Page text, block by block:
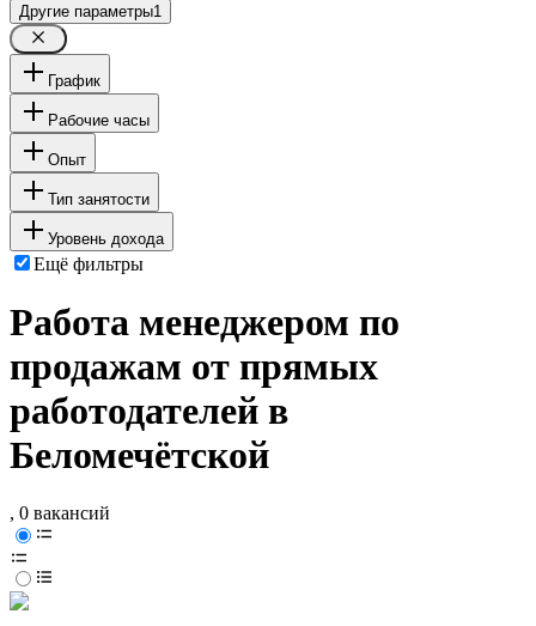
Другие параметры1
График
Рабочие часы
Опыт
Тип занятости
Уровень дохода
Ещё фильтры
Работа менеджером по
продажам от прямых
работодателей в
Беломечётской
, 0 вакансий